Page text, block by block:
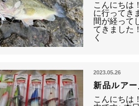
こんにちは
に行ってき
間が経って
てきました
く
2023.05.26
新品ルア
こんにちは